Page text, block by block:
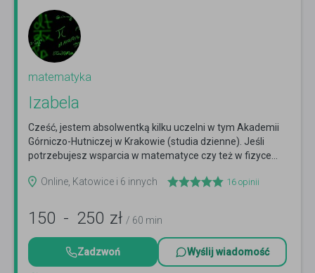
matematyka
Izabela
Cześć, jestem absolwentką kilku uczelni w tym Akademii
Górniczo-Hutniczej w Krakowie (studia dzienne). Jeśli
potrzebujesz wsparcia w matematyce czy też w fizyce...
Online, Katowice i 6 innych
16 opinii
150 - 250 zł / 60 min
Zadzwoń Wyślij wiadomość